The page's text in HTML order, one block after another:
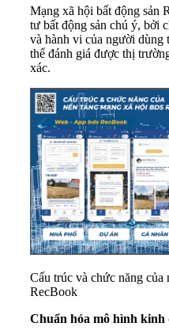
Mạng xã hội bất động sản
tư bất động sản chú ý, bởi
và hành vi của người dùng
thể đánh giá được thị
xác.
Cấu trúc và chức năng
RecBook
Chuẩn hóa mô hình kinh